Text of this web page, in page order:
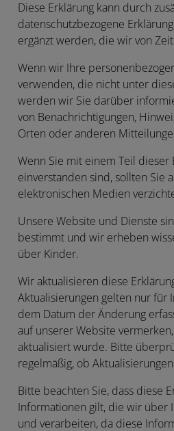
Diese Erklärung kann durch
datenschutzbezogene
ergänzt werden, die wir von
Wenn wir Ihre
verwenden, die nicht unter
werden wir Sie darüber
von Benachrichtigungen,
Orten oder anderen
Wenn Sie mit einem Teil dieser
einverstanden sind, sollten Sie
elektronischen Medien
Unsere Website und Dienste
bestimmt und wir erheben
über Kinder.
Wir aktualisieren diese
Aktualisierungen gelten nur für
dem Datum der Änderung
auf unserer Website
aktualisiert wurde. Bitte
regelmäßig, ob
Bitte beachten Sie, dass diese
Informationen gilt, die wir über
und verarbeiten, da diese